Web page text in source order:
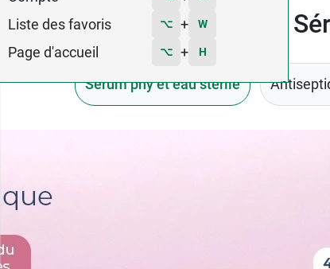
Liste des favoris ⌥ + W
Page d'accueil ⌥ + H
Serum phy et eau stérile